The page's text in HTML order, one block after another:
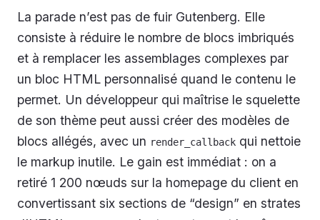
La parade n’est pas de fuir Gutenberg. Elle
consiste à réduire le nombre de blocs imbriqués
et à remplacer les assemblages complexes par
un bloc HTML personnalisé quand le contenu le
permet. Un développeur qui maîtrise le squelette
de son thème peut aussi créer des modèles de
blocs allégés, avec un render_callback qui nettoie
le markup inutile. Le gain est immédiat : on a
retiré 1 200 nœuds sur la homepage du client en
convertissant six sections de “design” en strates